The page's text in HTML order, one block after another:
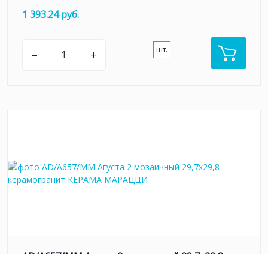
1 393.24 руб.
– + шт.